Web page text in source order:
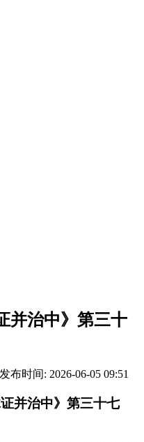
并治中》第三十
发布时间: 2026-06-05 09:51
并治中》第三十七